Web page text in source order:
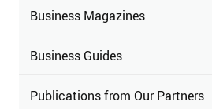
Business Magazines
Business Guides
Publications from Our Partners